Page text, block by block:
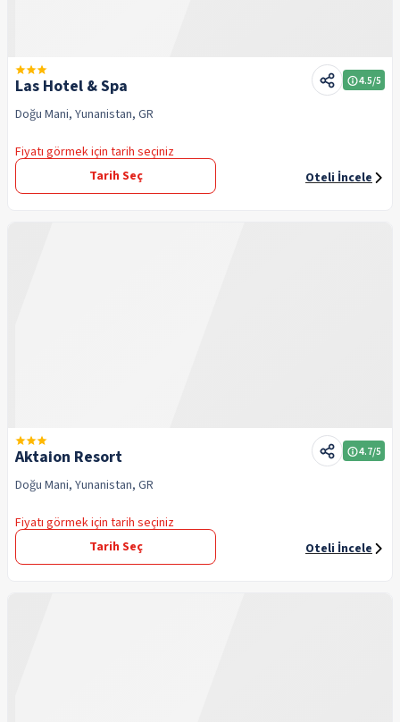
Las Hotel & Spa 4.5/5
Doğu Mani, Yunanistan, GR
Fiyatı görmek için tarih seçiniz
Tarih Seç
Oteli İncele
Aktaion Resort 4.7/5
Doğu Mani, Yunanistan, GR
Fiyatı görmek için tarih seçiniz
Tarih Seç
Oteli İncele